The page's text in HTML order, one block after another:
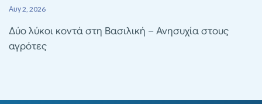
Αυγ 2, 2026
Δύο λύκοι κοντά στη Βασιλική – Ανησυχία στους
αγρότες